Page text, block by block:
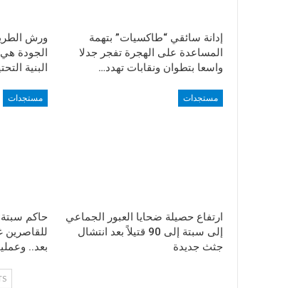
إدانة سائقي “طاكسيات” بتهمة
المساعدة على الهجرة تفجر جدلا
واسعا بتطوان ونقابات تهدد…
الجودة
البنية
مستجدات
ارتفاع حصيلة ضحايا العبور الجماعي
إلى سبتة إلى 90 قتيلاً بعد انتشال
جثث جديدة
مستجدات
حاكم سبتة:
للقاصرين
بعد..